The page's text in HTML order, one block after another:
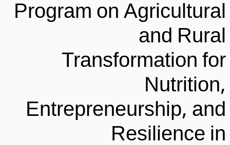
Program on
and
Transformation
Entrepreneurship,
Resilience